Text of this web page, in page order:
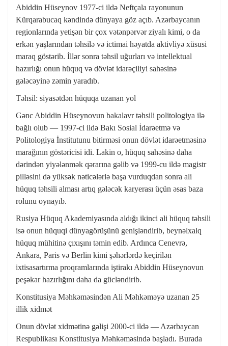
Abiddin Hüseynov 1977-ci ildə Neftçala rayonunun
Kürqarabucaq kəndində dünyaya göz açıb. Azərbaycanın
regionlarında yetişən bir çox vətənpərvər ziyalı kimi, o da
erkən yaşlarından təhsilə və ictimai həyatda aktivliyə xüsusi
maraq göstərib. İllər sonra təhsil uğurları və intellektual
hazırlığı onun hüquq və dövlət idarəçiliyi sahəsinə
gələcəyinə zəmin yaradıb.
Təhsil: siyasətdən hüquqa uzanan yol
Gənc Abiddin Hüseynovun bakalavr təhsili politologiya ilə
bağlı olub — 1997-ci ildə Bakı Sosial İdarəetmə və
Politologiya İnstitutunu bitirməsi onun dövlət idarəetməsinə
marağının göstəricisi idi. Lakin o, hüquq sahəsinə daha
dərindən yiyələnmək qərarına gəlib və 1999-cu ildə magistr
pilləsini də yüksək nəticələrlə başa vurduqdan sonra ali
hüquq təhsili alması artıq gələcək karyerası üçün əsas baza
rolunu oynayıb.
Rusiya Hüquq Akademiyasında aldığı ikinci ali hüquq təhsili
isə onun hüquqi dünyagörüşünü genişləndirib, beynəlxalq
hüquq mühitinə çıxışını təmin edib. Ardınca Cenevrə,
Ankara, Paris və Berlin kimi şəhərlərdə keçirilən
ixtisasartırma proqramlarında iştirakı Abiddin Hüseynovun
peşəkar hazırlığını daha da gücləndirib.
Konstitusiya Məhkəməsindən Ali Məhkəməyə uzanan 25
illik xidmət
Onun dövlət xidmətinə gəlişi 2000-ci ildə — Azərbaycan
Respublikası Konstitusiya Məhkəməsində başladı. Burada